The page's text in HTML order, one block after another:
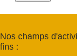
Nos champs
fins :